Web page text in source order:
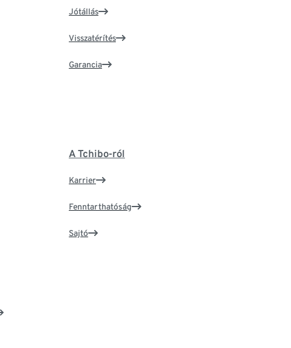
Jótállás
Visszatérítés
Garancia
A Tchibo-ról
Karrier
Fenntarthatóság
Sajtó